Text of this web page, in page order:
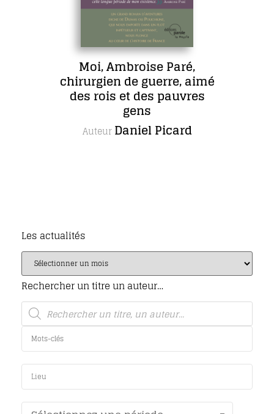
Moi, Ambroise Paré,
chirurgien de guerre, aimé
des rois et des pauvres
gens
Auteur Daniel Picard
Les actualités
Rechercher un titre un auteur…